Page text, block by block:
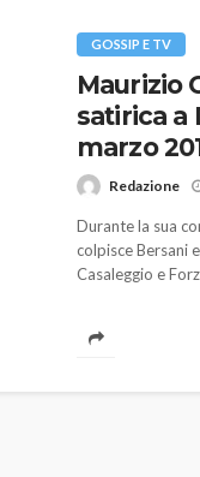
GOSSIP E TV
Maurizio
satirica a
marzo
Redazione
Durante la sua
colpisce Bersani
Casaleggio e